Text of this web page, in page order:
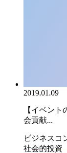
2019.01.09
【イベン
会貢献...
ビジネスコ
社会的投資